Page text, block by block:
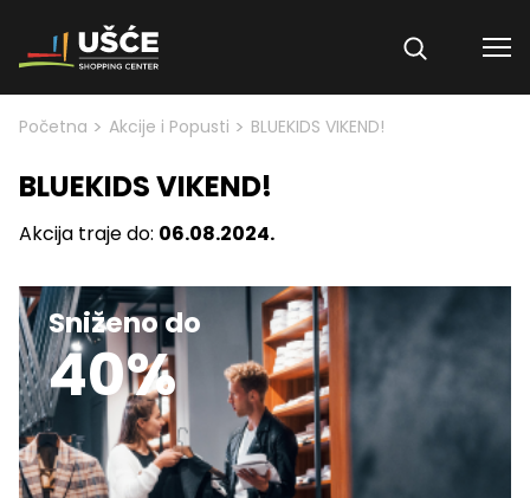
Skip to content
Početna > Akcije i Popusti > BLUEKIDS VIKEND!
BLUEKIDS VIKEND!
Akcija traje do: 06.08.2024.
Sniženo do
40%